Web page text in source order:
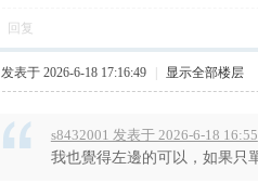
回复
发表于 2026-6-18 17:16:49 显示全部楼层
s8432001 发表于 2026-6-18 16:55
我也覺得左邊的可以，如果只